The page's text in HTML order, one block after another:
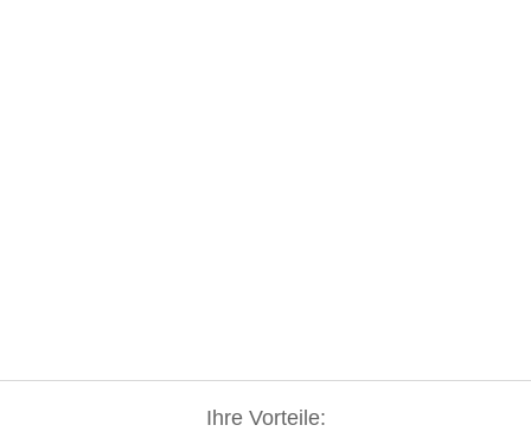
Ihre Vorteile: